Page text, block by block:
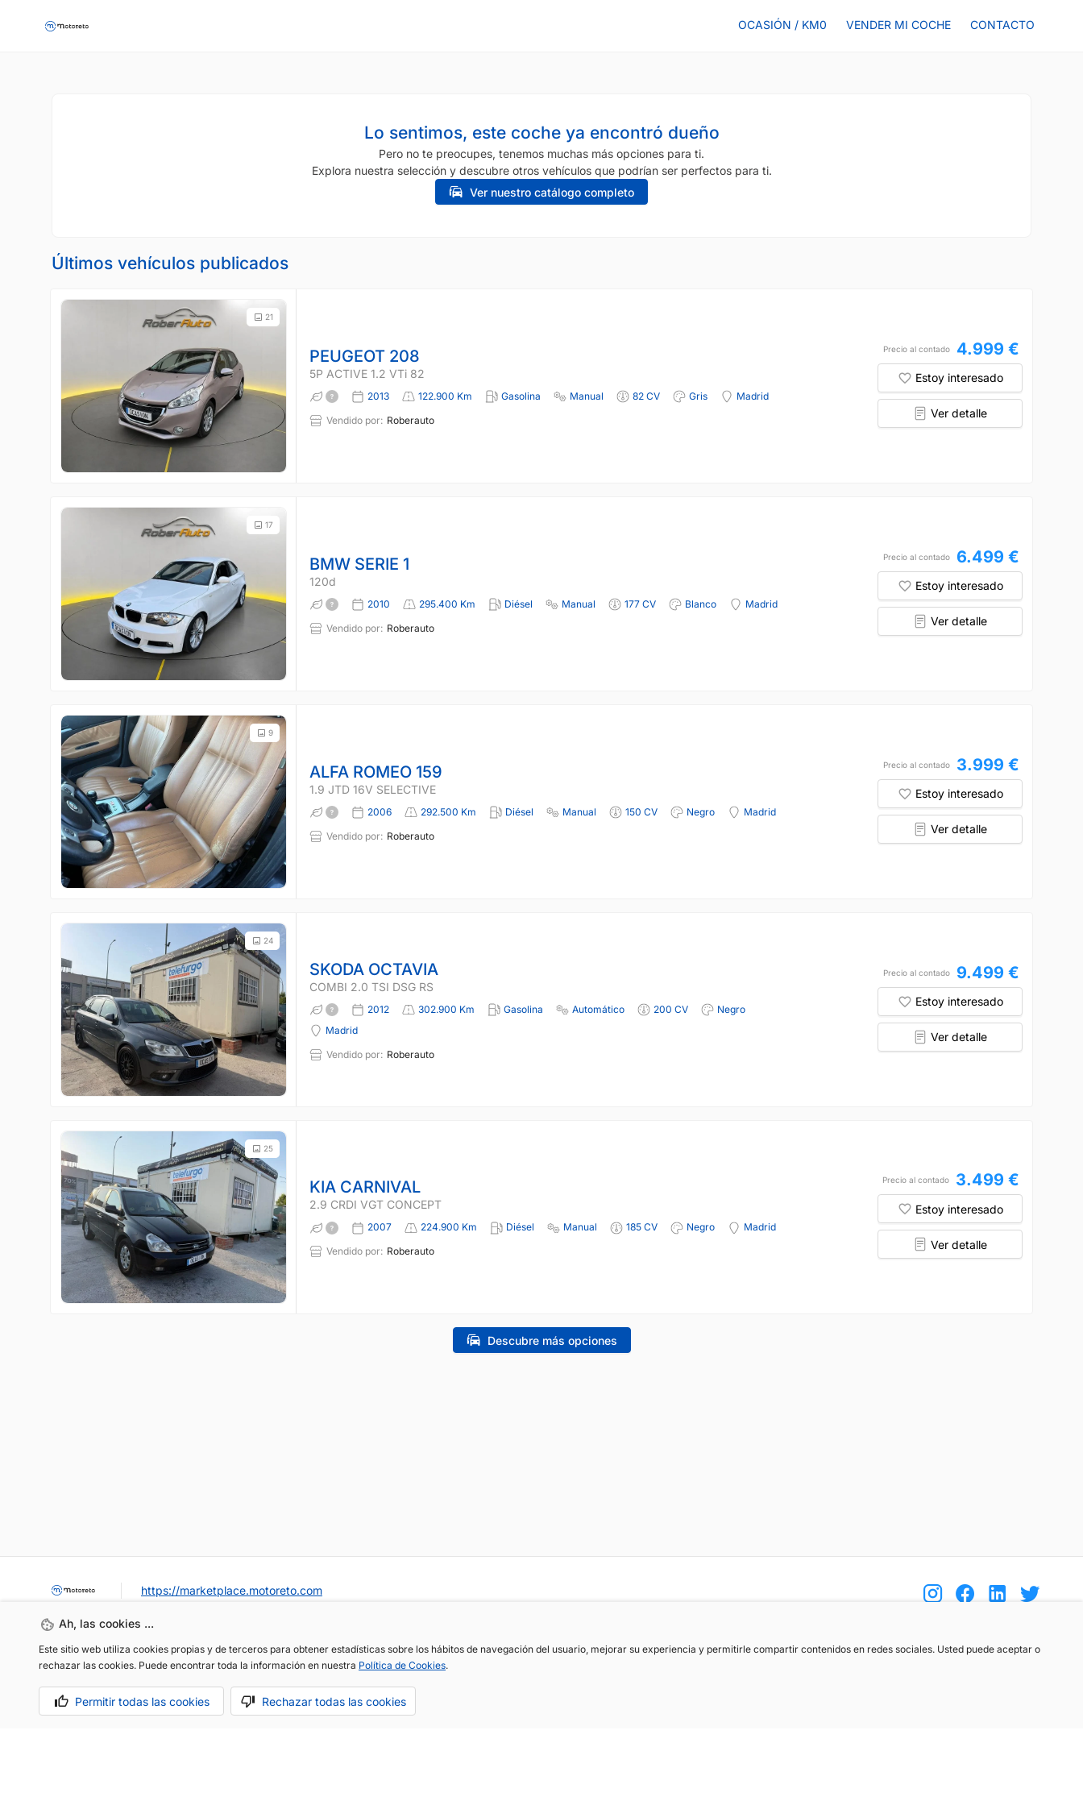
OCASIÓN / KM0 VENDER MI COCHE CONTACTO
Lo sentimos, este coche ya encontró dueño
Pero no te preocupes, tenemos muchas más opciones para ti.
Explora nuestra selección y descubre otros vehículos que podrían ser perfectos para ti.
Ver nuestro catálogo completo
Últimos vehículos publicados
21
PEUGEOT 208
5P ACTIVE 1.2 VTi 82
2013 122.900 Km Gasolina Manual 82 CV Gris
Madrid
Vendido por: Roberauto
Precio al contado 4.999 €
Estoy interesado
Ver detalle
17
BMW SERIE 1
120d
2010 295.400 Km Diésel Manual 177 CV Blanco
Madrid
Vendido por: Roberauto
Precio al contado 6.499 €
Estoy interesado
Ver detalle
9
ALFA ROMEO 159
1.9 JTD 16V SELECTIVE
2006 292.500 Km Diésel Manual 150 CV Negro
Madrid
Vendido por: Roberauto
Precio al contado 3.999 €
Estoy interesado
Ver detalle
24
SKODA OCTAVIA
COMBI 2.0 TSI DSG RS
2012 302.900 Km Gasolina Automático 200 CV
Negro
Madrid
Vendido por: Roberauto
Precio al contado 9.499 €
Estoy interesado
Ver detalle
25
KIA CARNIVAL
2.9 CRDI VGT CONCEPT
2007 224.900 Km Diésel Manual 185 CV Negro
Madrid
Vendido por: Roberauto
Precio al contado 3.499 €
Estoy interesado
Ver detalle
Descubre más opciones
Ah, las cookies ...
Este sitio web utiliza cookies propias y de terceros para obtener estadísticas sobre los hábitos de navegación del usuario, mejorar su experiencia y permitirle compartir contenidos en redes sociales. Usted puede aceptar o
rechazar las cookies. Puede encontrar toda la información en nuestra Política de Cookies.
Permitir todas las cookies Rechazar todas las cookies
https://marketplace.motoreto.com